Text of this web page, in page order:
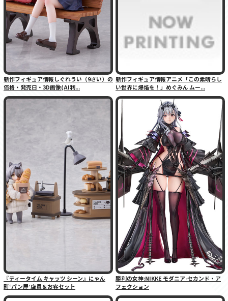
新作フィギュア情報しぐれうい（9さい）の
価格・発売日・3D画像(AI利...
新作フィギュア情報アニメ「この素晴らし
い世界に爆焔を！」めぐみん ムー...
『ティータイム キャッツ シーン』にゃん
町‘パン屋’店員＆お客セット
勝利の女神:NIKKE モダニア-セカンド・ア
フェクション